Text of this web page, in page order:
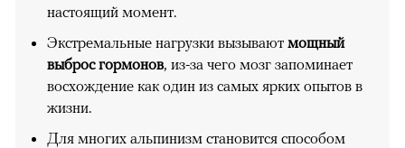
настоящий момент.
Экстремальные нагрузки вызывают мощный
выброс гормонов, из-за чего мозг запоминает
восхождение как один из самых ярких опытов в
жизни.
Для многих альпинизм становится способом